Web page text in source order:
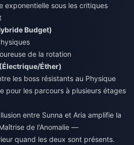
exponentielle sous les critiques
Budget)
de la rotation
Éther)
les boss résistants au Physique
pour les parcours à plusieurs étages
entre Sunna et Aria amplifie la
de l'Anomalie —
quand les deux sont présents.